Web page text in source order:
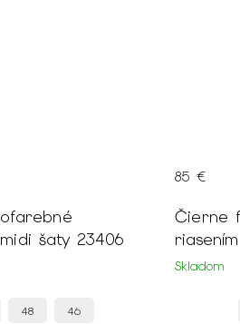
šaty 23406
48 46
Čierne flitrované midi šaty s
Skladom
85 €